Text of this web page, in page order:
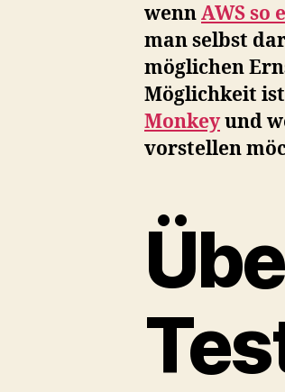
wennAWS so
man selbst
möglichen
Möglichkeit
Monkeyund
vorstellen